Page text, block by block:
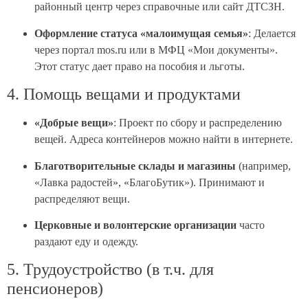
районный центр через справочные или сайт ДТСЗН.
Оформление статуса «малоимущая семья»: Делается
через портал mos.ru или в МФЦ «Мои документы».
Этот статус дает право на пособия и льготы.
4. Помощь вещами и продуктами
«Добрые вещи»: Проект по сбору и распределению
вещей. Адреса контейнеров можно найти в интернете.
Благотворительные склады и магазины (например,
«Лавка радостей», «БлагоБутик»). Принимают и
распределяют вещи.
Церковные и волонтерские организации часто
раздают еду и одежду.
5. Трудоустройство (в т.ч. для
пенсионеров)